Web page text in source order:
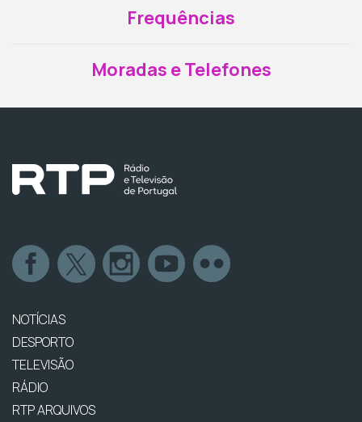
Frequências
Moradas e Telefones
NOTÍCIAS
DESPORTO
TELEVISÃO
RÁDIO
RTP ARQUIVOS